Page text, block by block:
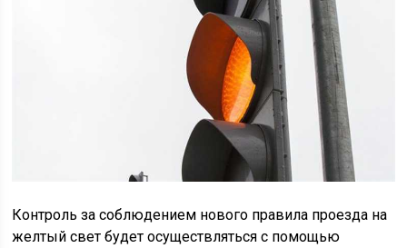
Контроль за соблюдением нового правила проезда на
желтый свет будет осуществляться с помощью